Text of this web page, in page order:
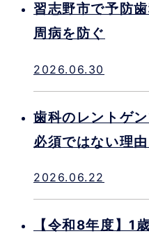
習志野市で予防
周病を防ぐ
2026.06.30
歯科のレントゲ
必須ではない理
2026.06.22
【令和8年度】1